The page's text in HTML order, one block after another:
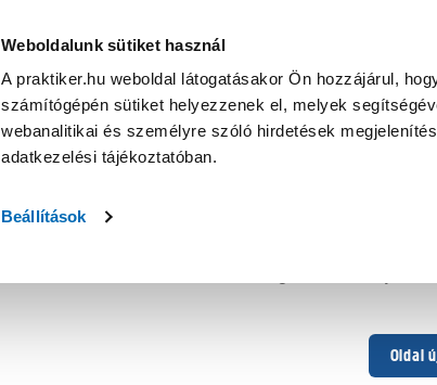
Weboldalunk sütiket használ
A praktiker.hu weboldal látogatásakor Ön hozzájárul,
számítógépén sütiket helyezzenek el, melyek
webanalitikai és személyre szóló hirdetések
adatkezelési tájékoztatóban.
Beállítások
Oldal